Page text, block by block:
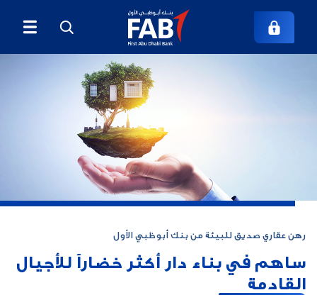
رهن عقاري صديق للبيئة من بنك أبوظبي الأول
ساهم في بناء دار أكثر خضاراً للأجيال
القادمة